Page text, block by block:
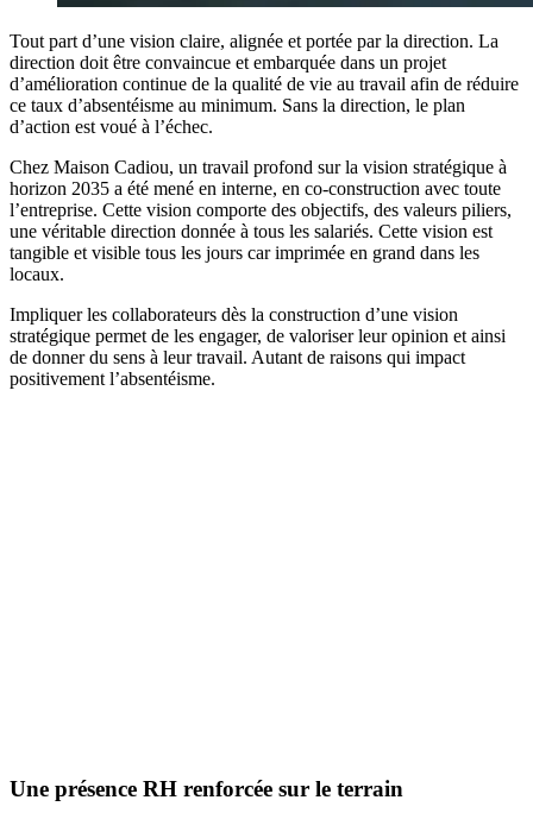
Tout part d’une vision claire, alignée et portée par la direction. La
direction doit être convaincue et embarquée dans un projet
d’amélioration continue de la qualité de vie au travail afin de réduire
ce taux d’absentéisme au minimum. Sans la direction, le plan
d’action est voué à l’échec.
Chez Maison Cadiou, un travail profond sur la vision stratégique à
horizon 2035 a été mené en interne, en co-construction avec toute
l’entreprise. Cette vision comporte des objectifs, des valeurs piliers,
une véritable direction donnée à tous les salariés. Cette vision est
tangible et visible tous les jours car imprimée en grand dans les
locaux.
Impliquer les collaborateurs dès la construction d’une vision
stratégique permet de les engager, de valoriser leur opinion et ainsi
de donner du sens à leur travail. Autant de raisons qui impact
positivement l’absentéisme.
Une présence RH renforcée sur le terrain